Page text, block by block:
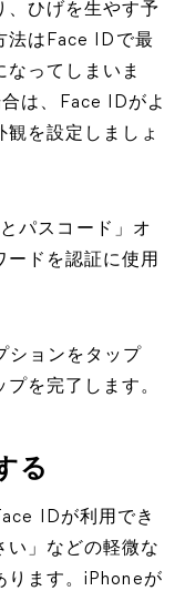
、ひげを生やす予
法はFace IDで最
ってしまいま
は、Face IDがよ
を設定しましょ
パスコード」オ
ドを認証に使用
ションをタップ
を完了します。
る
IDが利用でき
い」などの軽微な
ります。iPhoneが